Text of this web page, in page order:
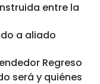
entre la
a aliado
Regreso
será y quiénes